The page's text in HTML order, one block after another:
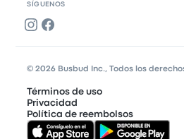
SÍGUENOS
© 2026 Busbud Inc., Todos los
Términos de uso
Privacidad
Política de reembolsos